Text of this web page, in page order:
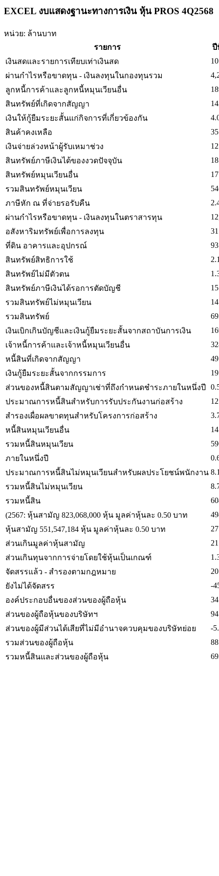
EXCEL งบแสดงฐานะทางการเงิน หุ้น PROS 4Q2568
หน่วย: ล้านบาท
รายการ
ปี
เงินสดและรายการเทียบเท่าเงินสด
ผ่านกำไรหรือขาดทุน - เงินลงทุนในกองทุนรวม
ลูกหนี้การค้าและลูกหนี้หมุนเวียนอื่น
สินทรัพย์ที่เกิดจากสัญญา
เงินให้กู้ยืมระยะสั้นแก่กิจการที่เกี่ยวข้องกัน
สินค้าคงเหลือ
เงินจ่ายล่วงหน้าผู้รับเหมาช่วง
สินทรัพย์ภาษีเงินได้ของงวดปัจจุบัน
สินทรัพย์หมุนเวียนอื่น
รวมสินทรัพย์หมุนเวียน
ภาษีหัก ณ ที่จ่ายรอรับคืน
ผ่านกำไรหรือขาดทุน - เงินลงทุนในตราสารทุน
อสังหาริมทรัพย์เพื่อการลงทุน
ที่ดิน อาคารและอุปกรณ์
สินทรัพย์สิทธิการใช้
สินทรัพย์ไม่มีตัวตน
สินทรัพย์ภาษีเงินได้รอการตัดบัญชี
รวมสินทรัพย์ไม่หมุนเวียน
รวมสินทรัพย์
เงินเบิกเกินบัญชีและเงินกู้ยืมระยะสั้นจากสถาบันการเงิน
เจ้าหนี้การค้าและเจ้าหนี้หมุนเวียนอื่น
หนี้สินที่เกิดจากสัญญา
เงินกู้ยืมระยะสั้นจากกรรมการ
ส่วนของหนี้สินตามสัญญาเช่าที่ถึงกำหนดชำระภายในหนึ่งปี
ประมาณการหนี้สินสำหรับการรับประกันงานก่อสร้าง
สำรองเผื่อผลขาดทุนสำหรับโครงการก่อสร้าง
หนี้สินหมุนเวียนอื่น
รวมหนี้สินหมุนเวียน
ภายในหนึ่งปี
ประมาณการหนี้สินไม่หมุนเวียนสำหรับผลประโยชน์พนักงาน
รวมหนี้สินไม่หมุนเวียน
รวมหนี้สิน
(2567: หุ้นสามัญ 823,068,000 หุ้น มูลค่าหุ้นละ 0.50 บาท
หุ้นสามัญ 551,547,184 หุ้น มูลค่าหุ้นละ 0.50 บาท
ส่วนเกินมูลค่าหุ้นสามัญ
ส่วนเกินทุนจากการจ่ายโดยใช้หุ้นเป็นเกณฑ์
จัดสรรแล้ว - สำรองตามกฎหมาย
ยังไม่ได้จัดสรร
-
องค์ประกอบอื่นของส่วนของผู้ถือหุ้น
ส่วนของผู้ถือหุ้นของบริษัทฯ
ส่วนของผู้มีส่วนได้เสียที่ไม่มีอำนาจควบคุมของบริษัทย่อย
-
รวมส่วนของผู้ถือหุ้น
รวมหนี้สินและส่วนของผู้ถือหุ้น